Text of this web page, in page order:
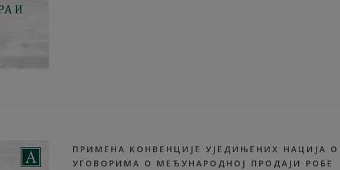
ПРИМЕНА КОНВЕНЦИЈЕ УЈЕДИЊЕНИХ НАЦИЈА О
УГОВОРИМА О МЕЂУНАРОДНОЈ ПРОДАЈИ РОБЕ